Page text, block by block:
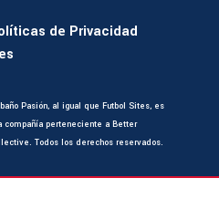
de Privacidad
Pasión, al igual que Futbol Sites, es
compañía perteneciente a Better
Todos los derechos reservados.